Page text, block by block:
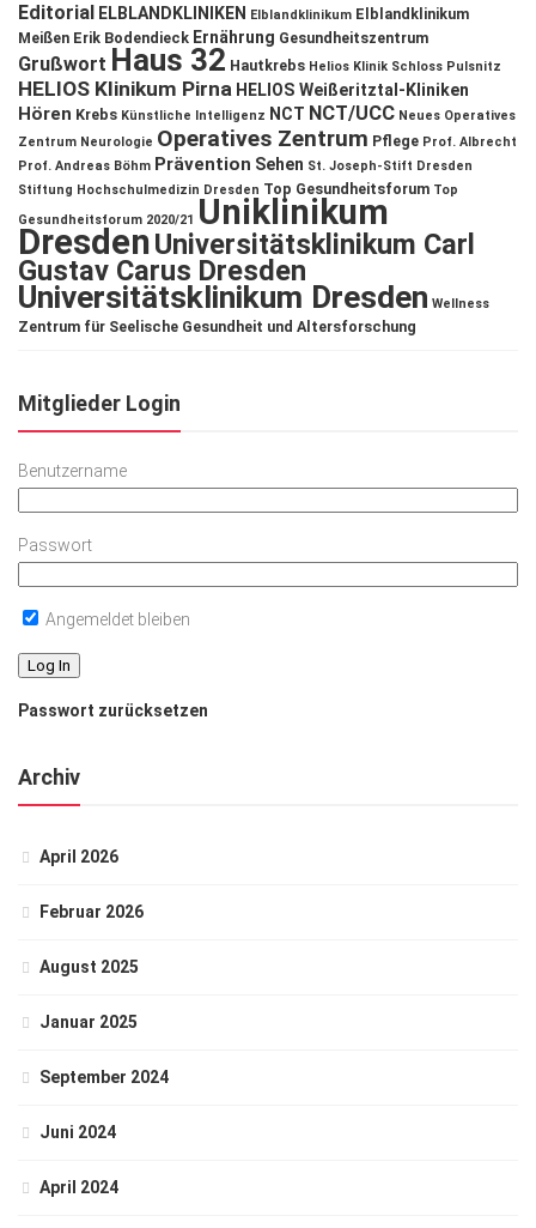
Editorial ELBLANDKLINIKEN Elblandklinikum Elblandklinikum
Meißen Erik Bodendieck Ernährung Gesundheitszentrum
Grußwort Haus 32 Hautkrebs Helios Klinik Schloss Pulsnitz
HELIOS Klinikum Pirna HELIOS Weißeritztal-Kliniken
Hören Krebs Künstliche Intelligenz NCT NCT/UCC Neues Operatives
Zentrum Neurologie Operatives Zentrum Pflege Prof. Albrecht
Prof. Andreas Böhm Prävention Sehen St. Joseph-Stift Dresden
Stiftung Hochschulmedizin Dresden Top Gesundheitsforum Top
Gesundheitsforum 2020/21 Uniklinikum
DresdenUniversitätsklinikum Carl
Gustav Carus Dresden
Universitätsklinikum Dresden Wellness
Zentrum für Seelische Gesundheit und Altersforschung
Mitglieder Login
Benutzername
Passwort
Angemeldet bleiben
Passwort zurücksetzen
Archiv
April 2026
Februar 2026
August 2025
Januar 2025
September 2024
Juni 2024
April 2024